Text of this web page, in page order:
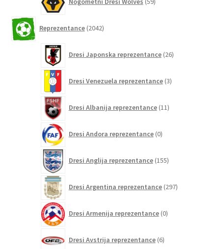
izdelkov
Reprezentance 2042izdelkov
Dresi Japonska reprezentance 26izdelkov
Dresi Venezuela reprezentance 3izdelki
Dresi Albanija reprezentance 11izdelkov
Dresi Andora reprezentance 0izdelkov
Dresi Anglija reprezentance 155izdelkov
Dresi Argentina reprezentance 297izdelkov
Dresi Armenija reprezentance 0izdelkov
Dresi Avstrija reprezentance 6izdelkov